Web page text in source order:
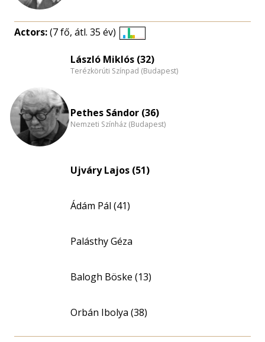
Actors:(7 fő, átl. 35 év)
eloszlás
nagyítása
László Miklós (32)
Terézkörúti Színpad (Budapest)
Pethes Sándor (36)
Nemzeti Színház (Budapest)
Ujváry Lajos (51)
Ádám Pál (41)
Palásthy Géza
Balogh Böske (13)
Orbán Ibolya (38)